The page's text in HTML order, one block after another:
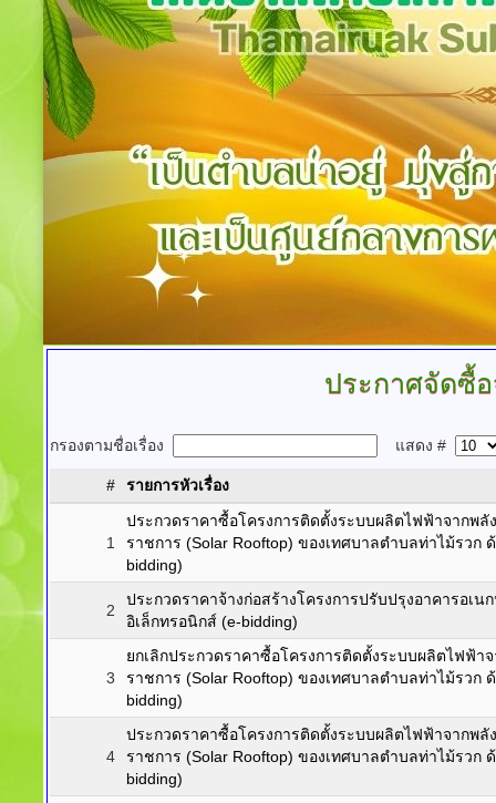
ประกาศจัดซื้
กรองตามชื่อเรื่อง แสดง #
# รายการหัวเรื่อง
1
ประกวดราคาซื้อโครงการติดตั้งระบบผลิตไฟฟ้าจากพ
ราชการ (Solar Rooftop) ของเทศบาลตำบลท่าไม้รวก
bidding)
2
ประกวดราคาจ้างก่อสร้างโครงการปรับปรุงอาคารอเ
อิเล็กทรอนิกส์ (e-bidding)
3
ยกเลิกประกวดราคาซื้อโครงการติดตั้งระบบผลิตไฟฟ้า
ราชการ (Solar Rooftop) ของเทศบาลตำบลท่าไม้รวก
bidding)
4
ประกวดราคาซื้อโครงการติดตั้งระบบผลิตไฟฟ้าจากพ
ราชการ (Solar Rooftop) ของเทศบาลตำบลท่าไม้รวก
bidding)